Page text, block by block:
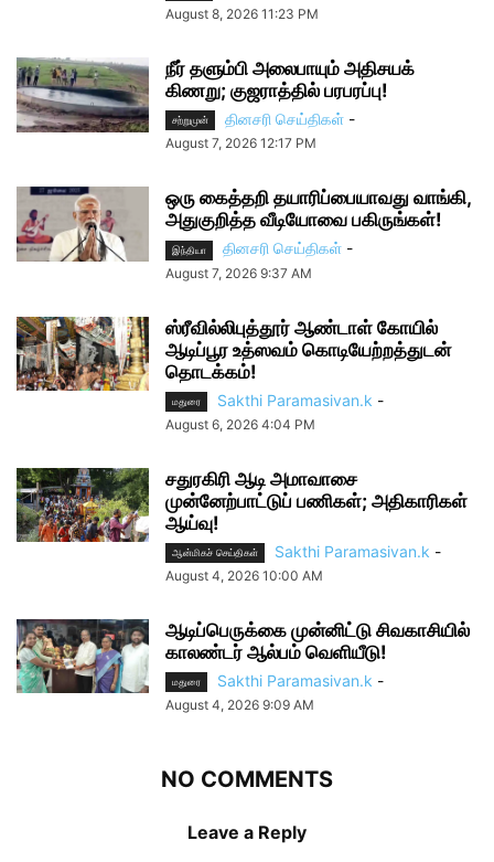
August 8, 2026 11:23 PM
நீர் தளும்பி அலைபாயும் அதிசயக்
கிணறு; குஜராத்தில் பரபரப்பு!
சற்றுமுன் தினசரி செய்திகள் -
August 7, 2026 12:17 PM
ஒரு கைத்தறி தயாரிப்பையாவது வாங்கி,
அதுகுறித்த வீடியோவை பகிருங்கள்!
இந்தியா தினசரி செய்திகள் -
August 7, 2026 9:37 AM
ஸ்ரீவில்லிபுத்தூர் ஆண்டாள் கோயில்
ஆடிப்பூர உத்ஸவம் கொடியேற்றத்துடன்
தொடக்கம்!
மதுரை Sakthi Paramasivan.k -
August 6, 2026 4:04 PM
சதுரகிரி ஆடி அமாவாசை
முன்னேற்பாட்டுப் பணிகள்; அதிகாரிகள்
ஆய்வு!
ஆன்மிகச் செய்திகள் Sakthi Paramasivan.k -
August 4, 2026 10:00 AM
ஆடிப்பெருக்கை முன்னிட்டு சிவகாசியில்
காலண்டர் ஆல்பம் வெளியீடு!
மதுரை Sakthi Paramasivan.k -
August 4, 2026 9:09 AM
NO COMMENTS
Leave a Reply